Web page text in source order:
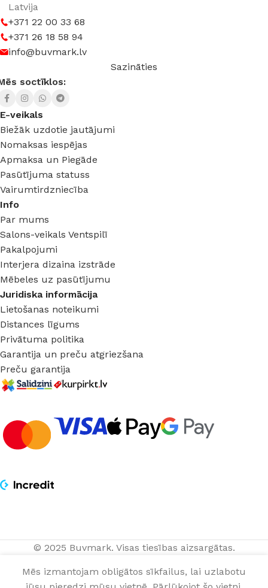
GAISMAS TEMPERATŪRA
3000 K (silti balta) – 6500 K (auksti balta)
Latvija
+371 22 00 33 68
+371 26 18 58 94
info@buvmark.lv
Sazināties
soctīklos:
E-veikals
Biežāk uzdotie jautājumi
Nomaksas iespējas
Apmaksa un Piegāde
Pasūtījuma statuss
Vairumtirdzniecība
Info
Par mums
Salons-veikals Ventspilī
Pakalpojumi
Interjera dizaina izstrāde
Mēbeles uz pasūtījumu
Juridiska informācija
Lietošanas noteikumi
Distances līgums
Privātuma politika
Garantija un preču atgriezšana
Preču garantija
© 2025 Buvmark. Visas tiesības aizsargātas.
Mēs izmantojam obligātos sīkfailus, lai uzlabotu
Virsapmetuma
Kyrk sensor
ceiling light
gab.
NOPIRKT